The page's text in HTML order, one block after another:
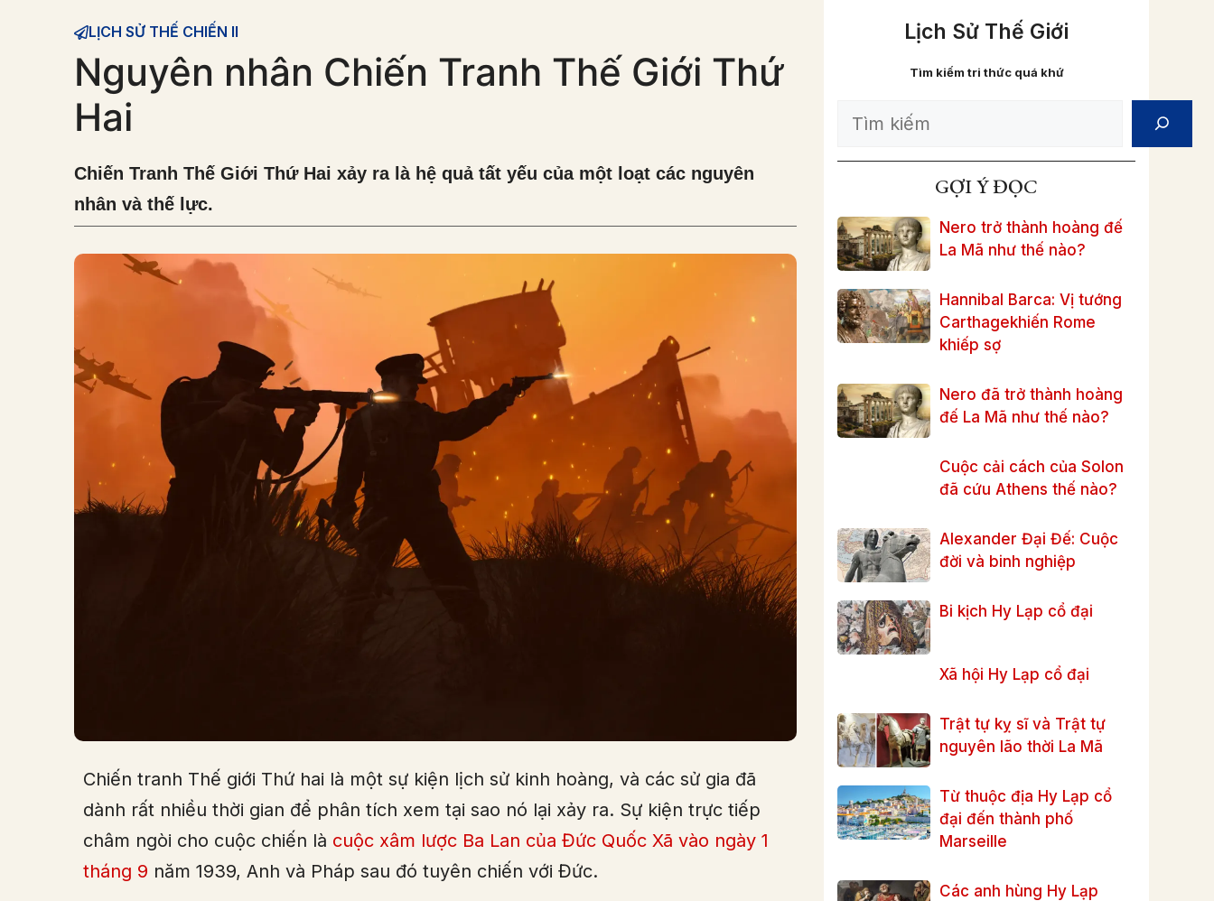
LỊCH SỬ THẾ CHIẾN II
Nguyên nhân Chiến Tranh Thế Giới Thứ
Hai
Chiến Tranh Thế Giới Thứ Hai xảy ra là hệ quả tất yếu của một loạt các nguyên
nhân và thế lực.
Chiến tranh Thế giới Thứ hai là một sự kiện lịch sử kinh hoàng, và các sử gia đã
dành rất nhiều thời gian để phân tích xem tại sao nó lại xảy ra. Sự kiện trực tiếp
châm ngòi cho cuộc chiến là cuộc xâm lược Ba Lan của Đức Quốc Xã vào ngày 1
tháng 9 năm 1939, Anh và Pháp sau đó tuyên chiến với Đức.
Lịch Sử Thế Giới
Tìm kiếm tri thức quá khứ
Search
GỢI Ý ĐỌC
Nero trở thành hoàng đế
La Mã như thế nào?
Hannibal Barca: Vị tướng
Carthagekhiến Rome
khiếp sợ
Nero đã trở thành hoàng
đế La Mã như thế nào?
Cuộc cải cách của Solon
đã cứu Athens thế nào?
Alexander Đại Đế: Cuộc
đời và binh nghiệp
Bi kịch Hy Lạp cổ đại
Xã hội Hy Lạp cổ đại
Trật tự kỵ sĩ và Trật tự
nguyên lão thời La Mã
Từ thuộc địa Hy Lạp cổ
đại đến thành phố
Marseille
Các anh hùng Hy Lạp